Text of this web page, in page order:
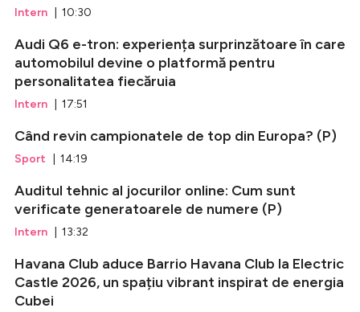
Intern | 10:30
Audi Q6 e-tron: experiența surprinzătoare în care
automobilul devine o platformă pentru
personalitatea fiecăruia
Intern | 17:51
Când revin campionatele de top din Europa? (P)
Sport | 14:19
Auditul tehnic al jocurilor online: Cum sunt
verificate generatoarele de numere (P)
Intern | 13:32
Havana Club aduce Barrio Havana Club la Electric
Castle 2026, un spațiu vibrant inspirat de energia
Cubei